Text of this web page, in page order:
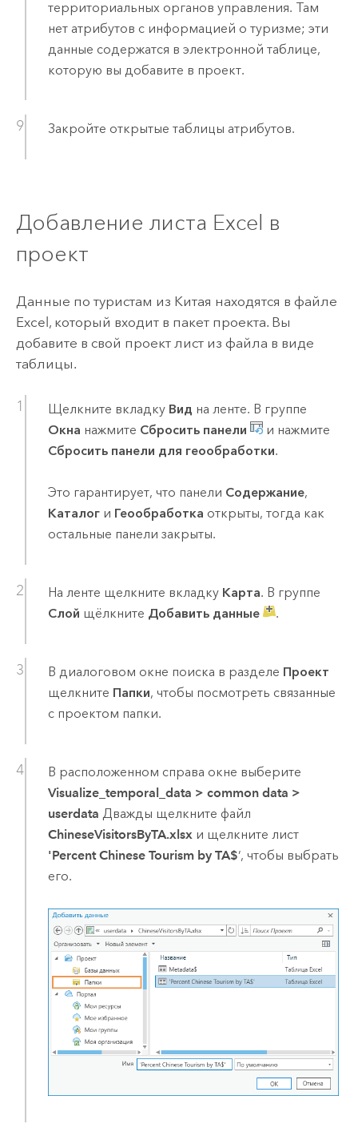
территориальных органов управления. Там
нет атрибутов с информацией о туризме; эти
данные содержатся в электронной таблице,
которую вы добавите в проект.
Закройте открытые таблицы атрибутов.
Добавление листа Excel в
проект
Данные по туристам из Китая находятся в файле
Excel, который входит в пакет проекта. Вы
добавите в свой проект лист из файла в виде
таблицы.
Щелкните вкладку Вид на ленте. В группе
Окна нажмите Сбросить панели
и нажмите
Сбросить панели для геообработки.
Это гарантирует, что панели Содержание,
Каталоги Геообработка открыты, тогда как
остальные панели закрыты.
На ленте щелкните вкладку Карта. В группе
Слой щёлкните Добавить данные .
В диалоговом окне поиска в разделе Проект
щелкните Папки, чтобы посмотреть связанные
с проектом папки.
В расположенном справа окне выберите
Visualize_temporal_data > common data >
userdata Дважды щелкните файл
ChineseVisitorsByTA.xlsxи щелкните лист
'Percent Chinese Tourism by TA$’, чтобы выбрать
его.